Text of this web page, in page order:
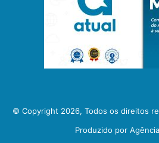
© Copyright 2026, Todos os direitos
Produzido por